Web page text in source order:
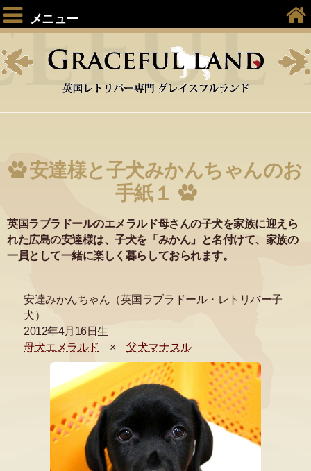
メニュー
安達様と子犬みかんちゃんのお
手紙１
英国ラブラドールのエメラルド母さんの子犬を家族に迎えら
れた広島の安達様は、子犬を「みかん」と名付けて、家族の
一員として一緒に楽しく暮らしておられます。
安達みかんちゃん（英国ラブラドール・レトリバー子
犬）
2012年4月16日生
母犬エメラルド
×父犬マナスル